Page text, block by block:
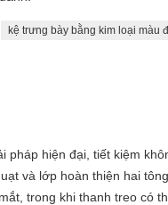
kệ trưng bày bằng kim loại màu
pháp hiện đại, tiết kiệm
và lớp hoàn thiện hai
trong khi thanh treo có